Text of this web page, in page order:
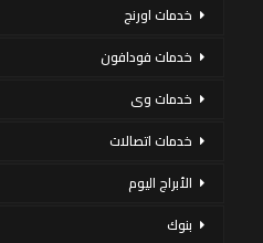
خدمات اورنج
خدمات فودافون
خدمات وى
خدمات اتصالات
الأبراج اليوم
بنوك